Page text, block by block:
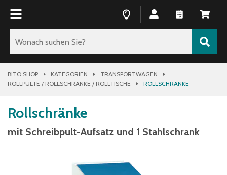
BITO SHOP KATEGORIEN
TRANSPORTWAGEN
ROLLPULTE / ROLLSCHRÄNKE / ROLLTISCHE
ROLLSCHRÄNKE
Rollschränke
mit Schreibpult-Aufsatz und 1 Stahlschrank